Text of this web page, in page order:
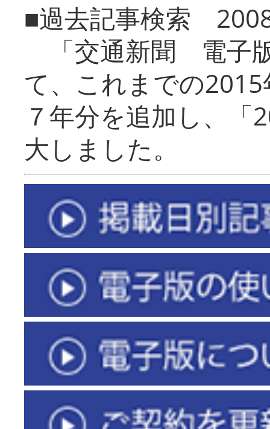
■過去記事検索
「交通新聞 電子
て、これまでの
７年分を追加し、「
大しまし